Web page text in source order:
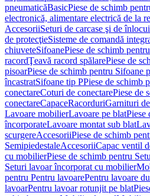
pneumaticăBasicPiese de schimb
electronică, alimentare electrică de la
AccesoriiSeturi de carcase şi de
de protecţieSisteme de comandă
chiuveteSifoanePiese de schimb
racordŢeavă racord spălarePiese de
pisoarPiese de schimb pentru Sifoane
încastratSifoane tip PPiese de schimb
conectareCoturi de conectarePiese de
conectareCapaceRacorduriGarnituri
Lavoare mobilierLavoare pe blatPiese
încorporateLavoare montat sub blat
scurgereAccesoriiPiese de schimb
SemipiedestaleAccesoriiCapac ventil
cu mobilierPiese de schimb pentru
Seturi lavoar încorporat cu mobilier
pentru Pentru lavoarePentru lavoare
lavoarPentru lavoar rotunjit pe blat